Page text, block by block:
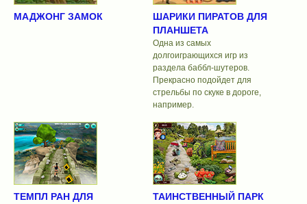
МАДЖОНГ ЗАМОК
ШАРИКИ ПИРАТОВ ДЛЯ
ПЛАНШЕТА
Одна из самых
долгоиграющихся игр из
раздела баббл-шутеров.
Прекрасно подойдет для
стрельбы по скуке в дороге,
например.
ТЕМПЛ РАН ДЛЯ
ТАИНСТВЕННЫЙ ПАРК